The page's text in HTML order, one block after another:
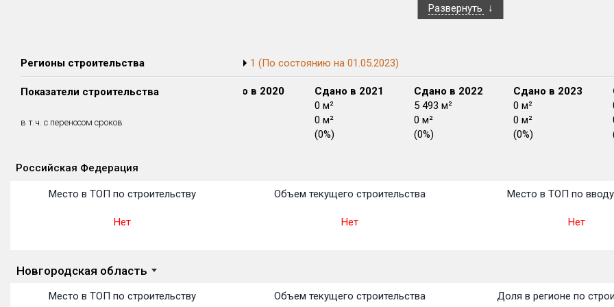
Развернуть
Регионы строительства 1 (По состоянию на 01.05.2023)
Показатели строительства
в т.ч. с переносом сроков
Сдано в 2018
0 м²
Сдано в 2019
0 м²
Сдано в 2020
Сдано в 2021
0 м²
0 м²
(0%)
Сдано в 2022
5 493 м²
0 м²
(0%)
Сдано в 2023
0 м²
0 м²
(0%)
Российская Федерация
Место в ТОП по строительству
Нет
Объем текущего строительства
Нет
Место в ТОП по
Нет
Новгородская область
Место в ТОП по строительству Объем текущего строительства Доля в регионе по